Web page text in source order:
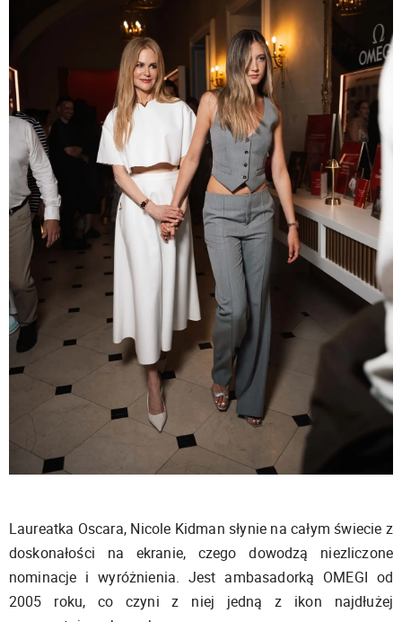
Laureatka Oscara, Nicole Kidman słynie na całym świecie z
doskonałości na ekranie, czego dowodzą niezliczone
nominacje i wyróżnienia. Jest ambasadorką OMEGI od
2005 roku, co czyni z niej jedną z ikon najdłużej